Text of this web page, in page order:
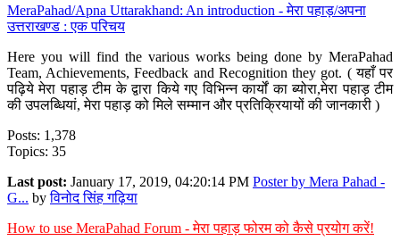
MeraPahad/Apna Uttarakhand: An introduction - मेरा पहाड़/अपना
उत्तराखण्ड : एक परिचय
Here you will find the various works being done by MeraPahad
Team, Achievements, Feedback and Recognition they got. ( यहाँ पर
पढ़िये मेरा पहाड़ टीम के द्वारा किये गए विभिन्न कार्यों का ब्योरा,मेरा पहाड़ टीम
की उपलब्धियां, मेरा पहाड़ को मिले सम्मान और प्रतिक्रियायों की जानकारी )
Posts: 1,378
Topics: 35
Last post: January 17, 2019, 04:20:14 PM Poster by Mera Pahad -
G... byविनोद सिंह गढ़िया
How to use MeraPahad Forum - मेरा पहाड़ फोरम को कैसे प्रयोग करें!